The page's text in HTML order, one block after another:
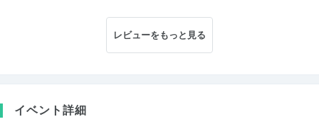
レビューをもっと見る
イベント詳細